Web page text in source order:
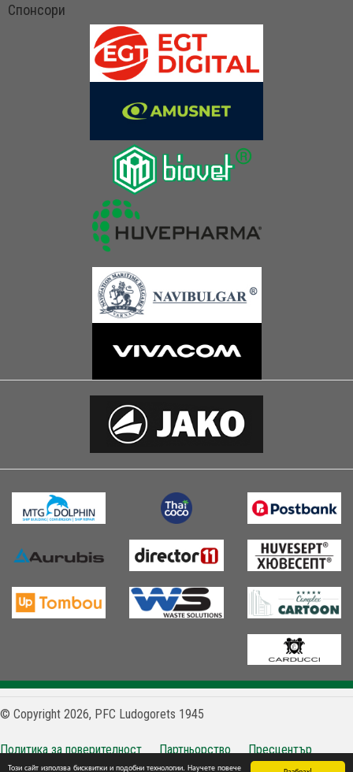
Този сайт използва бисквитки и подобни технологии. Научете повече
Спонсори
© Copyright 2026, PFC Ludogorets 1945
Политика за поверителност Партньорство
Пресцентър